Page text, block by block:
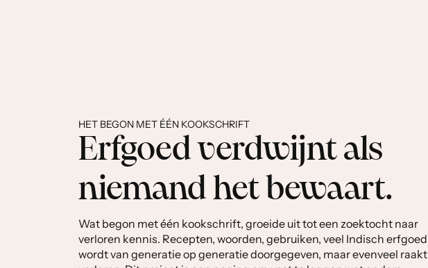
HET BEGON MET ÉÉN KOOKSCHRIFT
Erfgoed verdwijnt als
niemand het bewaart.
Wat begon met één kookschrift, groeide uit tot een zoektocht naar
verloren kennis. Recepten, woorden, gebruiken, veel Indisch erfgoed
wordt van generatie op generatie doorgegeven, maar evenveel raakt